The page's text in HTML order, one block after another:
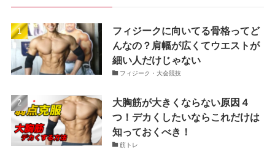
フィジークに向いてる骨格ってど
んなの？肩幅が広くてウエストが
細い人だけじゃない
フィジーク・大会競技
大胸筋が大きくならない原因４
つ！デカくしたいならこれだけは
知っておくべき！
筋トレ